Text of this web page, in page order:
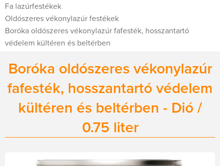
Fa lazúrfestékek
Oldószeres vékonylazúr festékek
Boróka oldószeres vékonylazúr fafesték, hosszantartó
védelem kültéren és beltérben
Boróka oldószeres vékonylazúr
fafesték, hosszantartó védelem
kültéren és beltérben - Dió /
0.75 liter